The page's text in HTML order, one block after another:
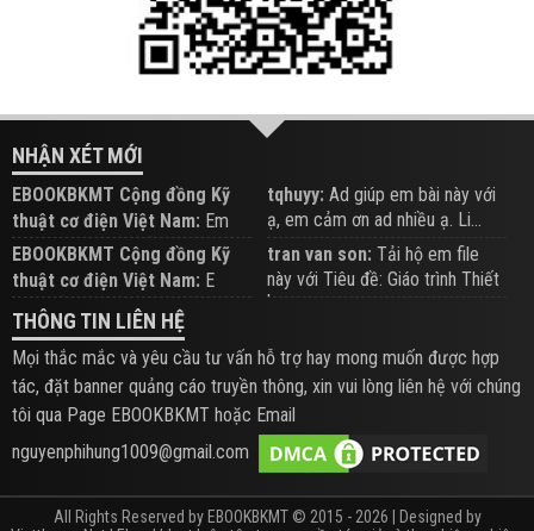
NHẬN XÉT MỚI
EBOOKBKMT Cộng đồng Kỹ
thuật cơ điện Việt Nam: Em
đăng trên Group hỗ trợ nhé
tqhuyy: Ad giúp em bài này với
ạ, em cảm ơn ad nhiều ạ. Li...
EBOOKBKMT Cộng đồng Kỹ
thuật cơ điện Việt Nam: E
xem hỗ trợ trên Group
tran van son: Tải hộ em file
này với Tiêu đề: Giáo trình Thiết
b...
THÔNG TIN LIÊN HỆ
Mọi thắc mắc và yêu cầu tư vấn hỗ trợ hay mong muốn được hợp
tác, đặt banner quảng cáo truyền thông, xin vui lòng liên hệ với chúng
tôi qua Page EBOOKBKMT hoặc Email
nguyenphihung1009@gmail.com
All Rights Reserved by EBOOKBKMT © 2015 - 2026 | Designed by